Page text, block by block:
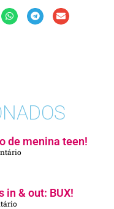
de menina teen!
in & out: BUX!